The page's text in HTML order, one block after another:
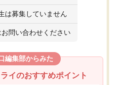
は募集していません
問い合わせください
編集部からみた
イのおすすめポイント